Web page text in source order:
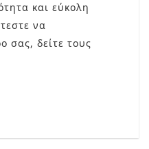
και εύκολη
να
σας, δείτε τους